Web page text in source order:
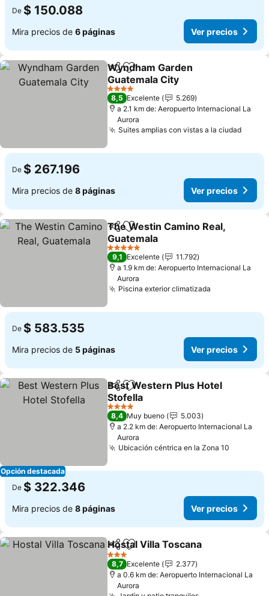
De $ 150.088
Mira precios de 6 páginas Ver precios
CompartirAgregar a favoritos
Wyndham Garden
Guatemala City
Ver precios
4 Estrellas
8,5 Excelente
5.269
a 2.1 km de: Aeropuerto Internacional La
Aurora
Suites amplias con vistas a la ciudadVer
De $ 267.196
Mira precios de 8 páginas Ver precios
Compartir
Agregar a favoritos
The Westin Camino Real,
Guatemala
Ver precios
5 Estrellas
9,1 Excelente
11.792
a 1.9 km de: Aeropuerto Internacional La
Aurora
Piscina exterior climatizada
De $ 583.535
Mira precios de 5 páginas Ver precios
Opción destacada
CompartirAgregar a favoritos
Best Western Plus Hotel
Stofella
Ver precios
4 Estrellas
8,4 Muy bueno
5.003
a 2.2 km de: Aeropuerto Internacional La
Aurora
Ubicación céntrica en la Zona 10
De $ 322.346
Mira precios de 8 páginas Ver precios
CompartirAgregar a favoritos
Hostal Villa Toscana
3 Estrellas
8,7 Excelente
2.377
a 0.6 km de: Aeropuerto Internacional La
Aurora